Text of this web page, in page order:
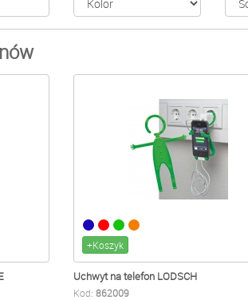
+Koszyk
Uchwyt na telefon LODSCH
Kod: 862009